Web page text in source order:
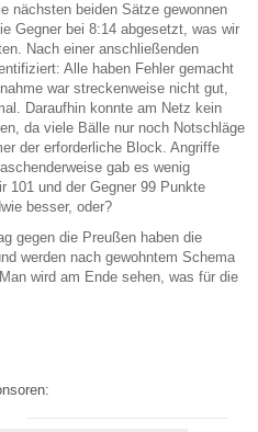
nächsten beiden Sätze gewonnen
Gegner bei 8:14 abgesetzt, was wir
Nach einer anschließenden
Alle haben Fehler gemacht
war streckenweise nicht gut,
Daraufhin konnte am Netz kein
da viele Bälle nur noch Notschläge
der erforderliche Block. Angriffe
gab es wenig
101 und der Gegner 99 Punkte
besser, oder?
gegen die Preußen haben die
werden nach gewohntem Schema
wird am Ende sehen, was für die